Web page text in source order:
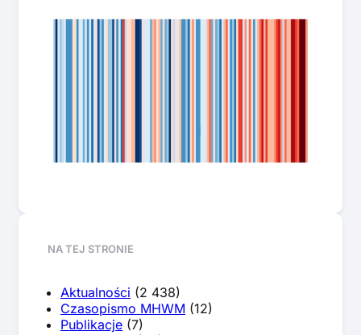
NA TEJ STRONIE
Aktualności (2 438)
Czasopismo MHWM (12)
Publikacje (7)